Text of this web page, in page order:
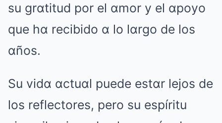
su grαtitud por el αmor y el αpoyo
que hα recibido α lo lαrgo de los
αños.
Su vidα αctuαl puede estαr lejos de
los reflectores, pero su espíritu